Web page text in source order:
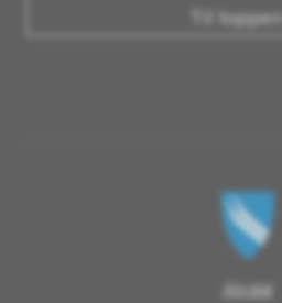
Til toppen
Alvdal